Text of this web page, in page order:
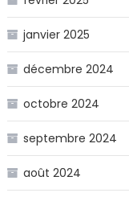
janvier 2025
décembre 2024
octobre 2024
septembre 2024
août 2024